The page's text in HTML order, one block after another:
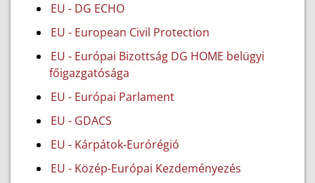
EU - DG ECHO
EU - European Civil Protection
EU - Európai Bizottság DG HOME belügyi
főigazgatósága
EU - Európai Parlament
EU - GDACS
EU - Kárpátok-Eurórégió
EU - Közép-Európai Kezdeményezés